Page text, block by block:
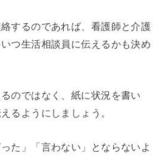
するのであれば、看護師と介護
つ生活相談員に伝えるかも決め
のではなく、紙に状況を書い
るようにしましょう。
た」「言わない」とならないよ